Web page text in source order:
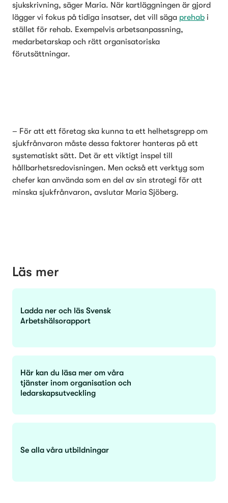
sjukskrivning, säger Maria. När kartläggningen är gjord
lägger vi fokus på tidiga insatser, det vill säga prehab i
stället för rehab. Exempelvis arbetsanpassning,
medarbetarskap och rätt organisatoriska
förutsättningar.
– För att ett företag ska kunna ta ett helhetsgrepp om
sjukfrånvaron måste dessa faktorer hanteras på ett
systematiskt sätt. Det är ett viktigt inspel till
hållbarhetsredovisningen. Men också ett verktyg som
chefer kan använda som en del av sin strategi för att
minska sjukfrånvaron, avslutar Maria Sjöberg.
Läs mer
Ladda ner och läs Svensk
Arbetshälsorapport
Här kan du läsa mer om våra
tjänster inom organisation och
ledarskapsutveckling
Se alla våra utbildningar